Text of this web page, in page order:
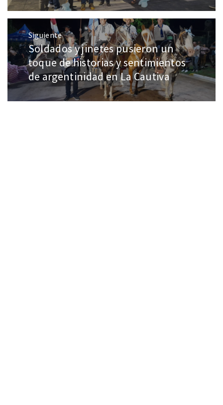
Siguiente
Soldados y jinetes pusieron un
toque de historias y sentimientos
de argentinidad en La Cautiva